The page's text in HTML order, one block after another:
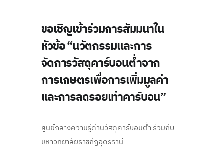
ขอเชิญเข้าร่วมการสัมมนาใน
หัวข้อ “นวัตกรรมและการ
จัดการวัสดุคาร์บอนต่ำจาก
การเกษตรเพื่อการเพิ่มมูลค่า
และการลดรอยเท้าคาร์บอน”
ศูนย์กลางความรู้ด้านวัสดุคาร์บอนต่ำ ร่วมกับ
มหาวิทยาลัยราชภัฏอุดรธานี